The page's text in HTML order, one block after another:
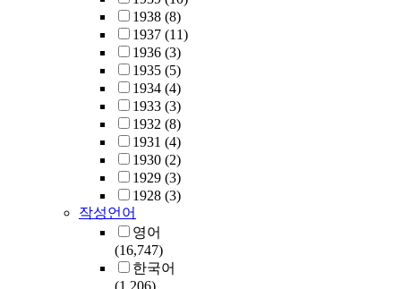
1938 (8)
1937 (11)
1936 (3)
1935 (5)
1934 (4)
1933 (3)
1932 (8)
1931 (4)
1930 (2)
1929 (3)
1928 (3)
작성언어
영어
(16,747)
한국어